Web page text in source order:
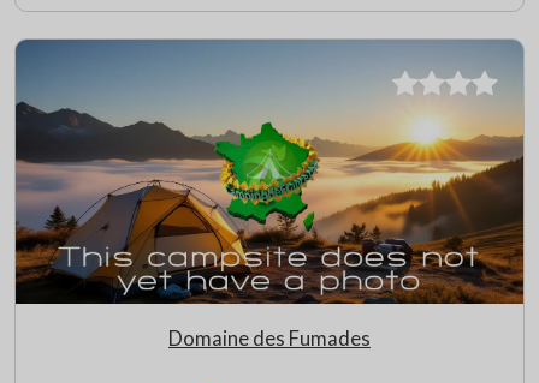
Domaine des Fumades